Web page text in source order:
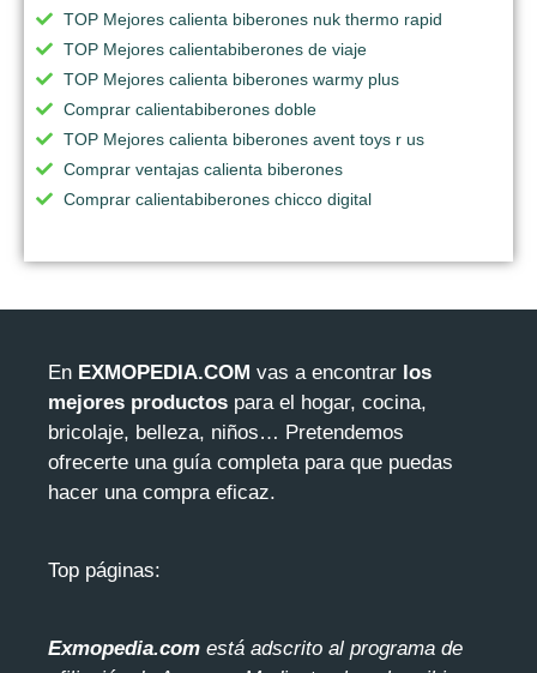
TOP Mejores calienta biberones nuk thermo rapid
TOP Mejores calientabiberones de viaje
TOP Mejores calienta biberones warmy plus
Comprar calientabiberones doble
TOP Mejores calienta biberones avent toys r us
Comprar ventajas calienta biberones
Comprar calientabiberones chicco digital
En EXMOPEDIA.COM vas a encontrar los
mejores productos para el hogar, cocina,
bricolaje, belleza, niños… Pretendemos
ofrecerte una guía completa para que puedas
hacer una compra eficaz.
Top páginas:
Exmopedia.com está adscrito al programa de